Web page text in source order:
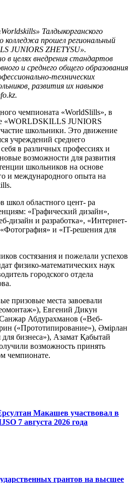
Талдыкорганского
колледжа прошел региональный
JUNIORS ZHETYSU».
в целях внедрения стандартов
и среднего общего образования
технических
развития их навыков
чемпионата «WorldSlills», в
«WORLDSKILLS JUNIORS
школьники. Это движение
учреждений среднего
в различных профессиях и
возможности для развития
школьников на основе
и международного опыта на
школ областного цент- ра
«Графический дизайн»,
дизайн и разработка», «Интернет-
и «IT-решения для
состязания и пожелали успехов
физико-математических наук
городского отдела
призовые места завоевали
Евгений Дикун
Абдурахманов («Веб-
(«Прототипирование»), Әмірлан
бизнеса»), Азамат Қабытай
возможность принять
чемпионате.
Макашев участвовал в
7 августа 2026 года
грантов на высшее